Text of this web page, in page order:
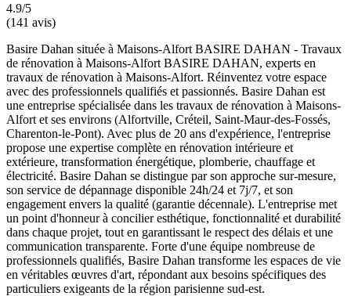
4.9/5
(141 avis)
Basire Dahan située à Maisons-Alfort BASIRE DAHAN - Travaux
de rénovation à Maisons-Alfort BASIRE DAHAN, experts en
travaux de rénovation à Maisons-Alfort. Réinventez votre espace
avec des professionnels qualifiés et passionnés. Basire Dahan est
une entreprise spécialisée dans les travaux de rénovation à Maisons-
Alfort et ses environs (Alfortville, Créteil, Saint-Maur-des-Fossés,
Charenton-le-Pont). Avec plus de 20 ans d'expérience, l'entreprise
propose une expertise complète en rénovation intérieure et
extérieure, transformation énergétique, plomberie, chauffage et
électricité. Basire Dahan se distingue par son approche sur-mesure,
son service de dépannage disponible 24h/24 et 7j/7, et son
engagement envers la qualité (garantie décennale). L'entreprise met
un point d'honneur à concilier esthétique, fonctionnalité et durabilité
dans chaque projet, tout en garantissant le respect des délais et une
communication transparente. Forte d'une équipe nombreuse de
professionnels qualifiés, Basire Dahan transforme les espaces de vie
en véritables œuvres d'art, répondant aux besoins spécifiques des
particuliers exigeants de la région parisienne sud-est.